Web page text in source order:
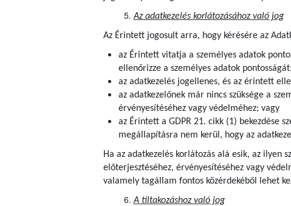
Az adatkezelés korlátozásához való jog
Az Érintett jogosult arra, hogy kérésére az
az Érintett vitatja a személyes adatok
ellenőrizze a személyes adatok pontosságát;
az adatkezelés jogellenes, és az érintett
az adatkezelőnek már nincs szüksége a
érvényesítéséhez vagy védelméhez; vagy
az Érintett a GDPR 21. cikk (1) bekezdése
megállapításra nem kerül, hogy az
Ha az adatkezelés korlátozás alá esik, az
előterjesztéséhez, érvényesítéséhez vagy
valamely tagállam fontos közérdekéből lehet
A tiltakozáshoz való jog